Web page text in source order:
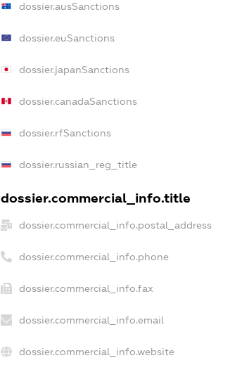
dossier.ausSanctions
dossier.euSanctions
dossier.japanSanctions
dossier.canadaSanctions
dossier.rfSanctions
dossier.russian_reg_title
dossier.commercial_info.title
dossier.commercial_info.postal_address
dossier.commercial_info.phone
dossier.commercial_info.fax
dossier.commercial_info.email
dossier.commercial_info.website